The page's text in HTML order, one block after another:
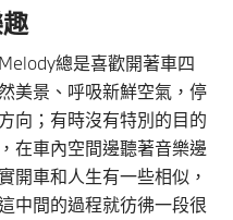
總是喜歡開著車四
美景、呼吸新鮮空氣，停
向；有時沒有特別的目的
在車內空間邊聽著音樂邊
開車和人生有一些相似，
中間的過程就彷彿一段很